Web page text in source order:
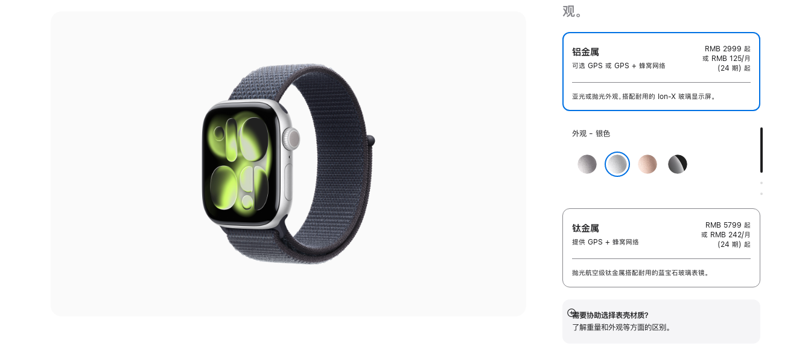
观。
铝金属
可选 GPS 或 GPS + 蜂窝网络
RMB 2999 起
或 RMB 125/月
(24 期) 起
亚光或抛光外观，搭配耐用的 Ion-X 玻璃显示屏。
外观 - 银色
深
空
色
玫
瑰
色
亮
黑
钛金属
提供 GPS + 蜂窝网络
RMB 5799 起
或 RMB 242/月
(24 期) 起
抛光航空级钛金属搭配耐用的蓝宝石玻璃表镜。
需要协助选择表壳材质？
了解重量和外观等方面的区别。
展
开